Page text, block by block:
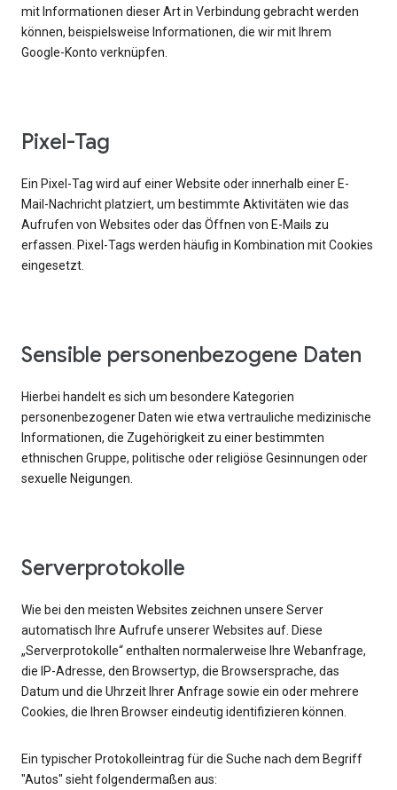
mit Informationen dieser Art in Verbindung gebracht werden
können, beispielsweise Informationen, die wir mit Ihrem
Google-Konto verknüpfen.
Pixel-Tag
Ein Pixel-Tag wird auf einer Website oder innerhalb einer E-
Mail-Nachricht platziert, um bestimmte Aktivitäten wie das
Aufrufen von Websites oder das Öffnen von E-Mails zu
erfassen. Pixel-Tags werden häufig in Kombination mit Cookies
eingesetzt.
Sensible personenbezogene Daten
Hierbei handelt es sich um besondere Kategorien
personenbezogener Daten wie etwa vertrauliche medizinische
Informationen, die Zugehörigkeit zu einer bestimmten
ethnischen Gruppe, politische oder religiöse Gesinnungen oder
sexuelle Neigungen.
Serverprotokolle
Wie bei den meisten Websites zeichnen unsere Server
automatisch Ihre Aufrufe unserer Websites auf. Diese
„Serverprotokolle“ enthalten normalerweise Ihre Webanfrage,
die IP-Adresse, den Browsertyp, die Browsersprache, das
Datum und die Uhrzeit Ihrer Anfrage sowie ein oder mehrere
Cookies, die Ihren Browser eindeutig identifizieren können.
Ein typischer Protokolleintrag für die Suche nach dem Begriff
"Autos" sieht folgendermaßen aus: